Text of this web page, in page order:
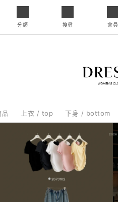
分類 搜尋 會員
品 上衣 / top 下身 / bottom